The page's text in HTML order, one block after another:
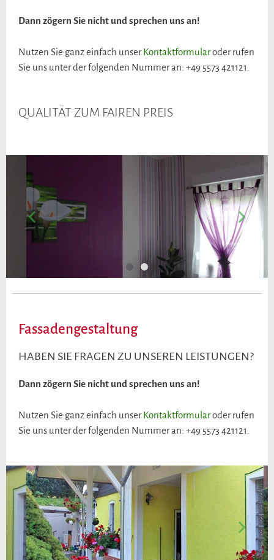
Dann zögern Sie nicht und sprechen uns an!
Nutzen Sie ganz einfach unserKontaktformularoder rufen
Sie uns unter der folgenden Nummer an: +49 5573 421121.
QUALITÄT ZUM FAIREN PREIS
Fassadengestaltung
HABEN SIE FRAGEN ZU UNSEREN LEISTUNGEN?
Dann zögern Sie nicht und sprechen uns an!
Nutzen Sie ganz einfach unserKontaktformularoder rufen
Sie uns unter der folgenden Nummer an: +49 5573 421121.